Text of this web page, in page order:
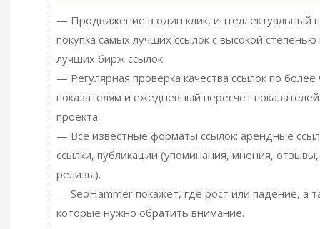
— Продвижение в один клик, интеллектуальный
покупка самых лучших ссылок с высокой степенью
лучших бирж ссылок.
— Регулярная проверка качества ссылок по
показателям и ежедневный пересчет показателей
проекта.
— Все известные форматы ссылок: арендные
ссылки, публикации (упоминания, мнения, отзывы,
релизы).
— SeoHammer покажет, где рост или падение, а
которые нужно обратить внимание.